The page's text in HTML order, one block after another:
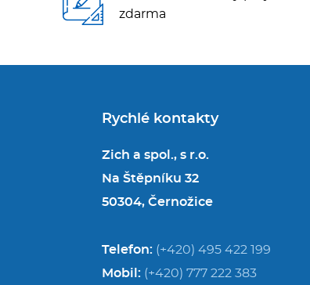
zdarma
Rychlé kontakty
Zich a spol., s r.o.
Na Štěpníku 32
50304, Černožice
Telefon: (+420) 495 422 199
Mobil: (+420) 777 222 383